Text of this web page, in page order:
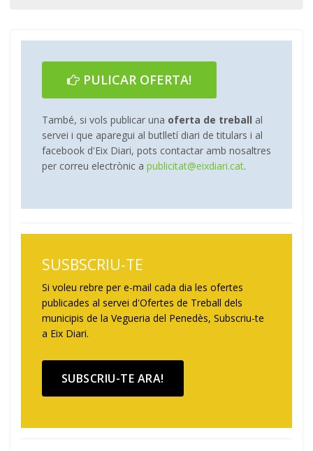
PULICAR OFERTA!
També, si vols publicar una oferta de treball al
servei i que aparegui al butlletí diari de titulars i al
facebook d'Eix Diari, pots contactar amb nosaltres
per correu electrònic a publicitat@eixdiari.cat.
SUSBSCRIU-TE
Si voleu rebre per e-mail cada dia les ofertes
publicades al servei d'Ofertes de Treball dels
municipis de la Vegueria del Penedès, Subscriu-te
a Eix Diari.
SUBSCRIU-TE ARA!